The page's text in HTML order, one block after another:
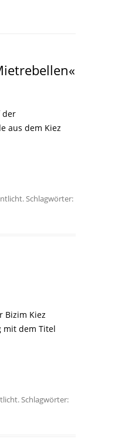
der
aus dem Kiez
Schlagwörter:
Bizim Kiez
mit dem Titel
Schlagwörter: